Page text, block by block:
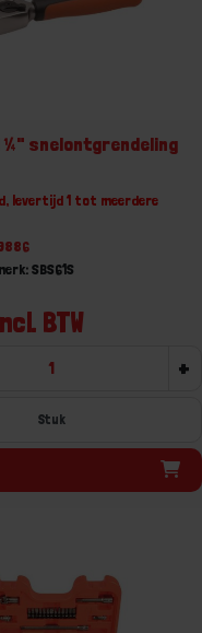
¼" snelontgrendeling
levertijd 1 tot meerdere
SBS61S
BTW
+
Stuk